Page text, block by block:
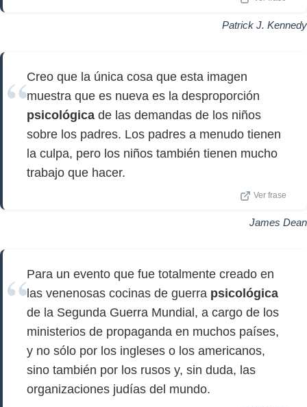
Patrick J. Kennedy
Creo que la única cosa que esta imagen
muestra que es nueva es la desproporción
psicológica de las demandas de los niños
sobre los padres. Los padres a menudo tienen
la culpa, pero los niños también tienen mucho
trabajo que hacer.
Ver frase
James Dean
Para un evento que fue totalmente creado en
las venenosas cocinas de guerra psicológica
de la Segunda Guerra Mundial, a cargo de los
ministerios de propaganda en muchos países,
y no sólo por los ingleses o los americanos,
sino también por los rusos y, sin duda, las
organizaciones judías del mundo.